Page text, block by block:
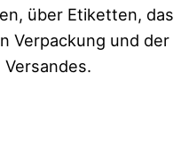
über Etiketten, das
Verpackung und der